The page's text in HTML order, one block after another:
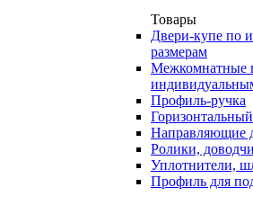
Товары
Двери-купе по
размерам
Межкомнатные
Профиль-ручка
Направляющие
Ролики,
Уплотнители,
Профиль для